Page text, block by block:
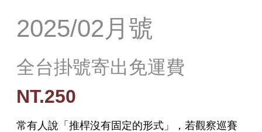
2025/02月號
全台掛號寄出免運費
NT.250
常有人說「推桿沒有固定的形式」，若觀察巡賽